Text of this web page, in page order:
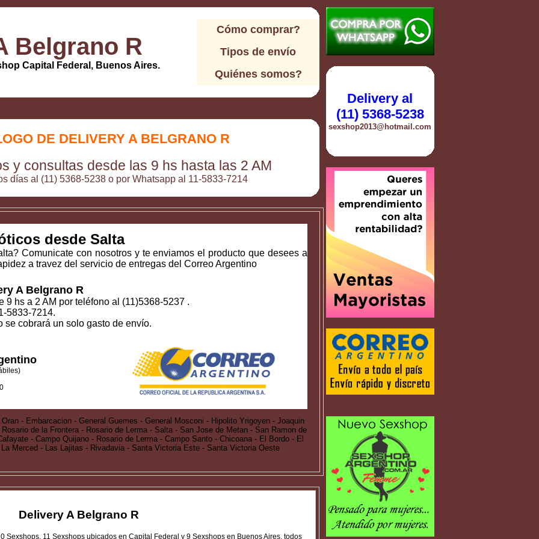
Belgrano R
Capital Federal, Buenos Aires.
Cómo comprar?
Tipos de envío
Quiénes somos?
DE DELIVERY A BELGRANO R
y consultas desde las 9 hs hasta las 2 AM
días al (11) 5368-5238 o por Whatsapp al 11-5833-7214
desde Salta
Comunicate con nosotros y te enviamos el producto que desees a
a travez del servicio de entregas del Correo Argentino
A Belgrano R
hs a 2 AM por teléfono al (11)5368-5237 .
5833-7214.
cobrará un solo gasto de envío.
- Embarcacion - General Guemes - General Mosconi - Hipolito Yrigoyen - Joaquin
de la Frontera - Rosario de Lerma - Salta - San Jose de Metan - San Ramon de
- Campo Quijano - Rosario de Lerma - Campo Santo - Chicoana - El Bordo - El
Merced - Las Lajitas - Rivadavia - Santa Victoria Este - Santa Victoria Oeste
Delivery A Belgrano R
Sexshops. 11 Sexshops ubicados en Capital Federal y 9 Sexshops en Buenos Aires, todos
Delivery al
(11) 5368-5238
sexshop2013@hotmail.com